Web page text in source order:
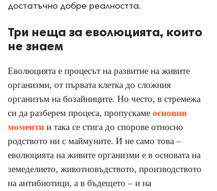
достатъчно добре реалността.
Три неща за еволюцията, които
не знаем
Еволюцията е процесът на развитие на живите
организми, от първата клетка до сложния
организъм на бозайниците. Но често, в стремежа
си да разберем процеса, пропускаме основни
моменти и така се стига до спорове относно
родството ни с маймуните. И не само това –
еволюцията на живите организми е в основата на
земеделието, животновъдството, производството
на антибиотици, а в бъдещето – и на